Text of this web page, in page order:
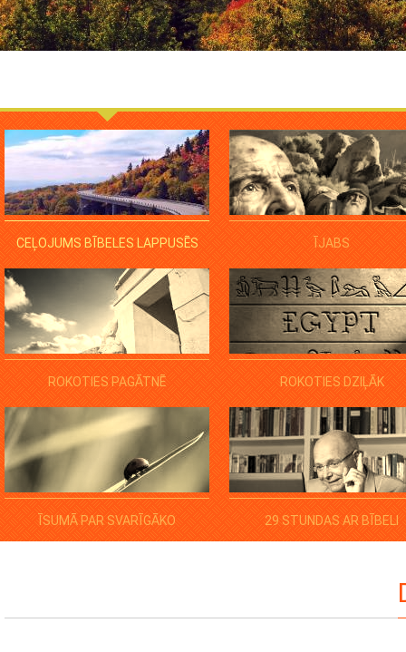
CEĻOJUMS BĪBELES LAPPUSĒS ĪJABS
ROKOTIES PAGĀTNĒ ROKOTIES DZIĻĀK
ĪSUMĀ PAR SVARĪGĀKO 29 STUNDAS AR BĪBELI